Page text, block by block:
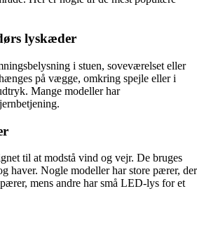
lyskæder
i stuen, soveværelset eller
på vægge, omkring spejle eller i
Mange modeller har
til at modstå vind og vejr. De bruges
haver. Nogle modeller har store pærer, der
mens andre har små LED-lys for et